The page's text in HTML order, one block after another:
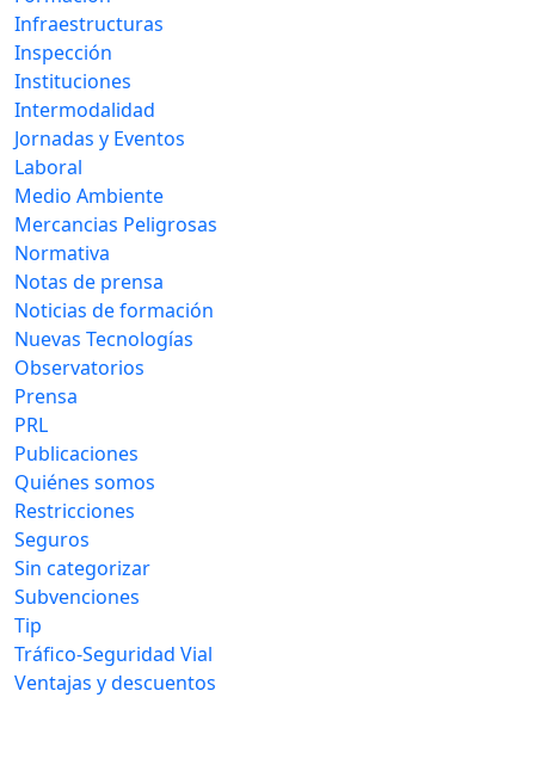
Infraestructuras
Inspección
Instituciones
Intermodalidad
Jornadas y Eventos
Laboral
Medio Ambiente
Mercancias Peligrosas
Normativa
Notas de prensa
Noticias de formación
Nuevas Tecnologías
Observatorios
Prensa
PRL
Publicaciones
Quiénes somos
Restricciones
Seguros
Sin categorizar
Subvenciones
Tip
Tráfico-Seguridad Vial
Ventajas y descuentos